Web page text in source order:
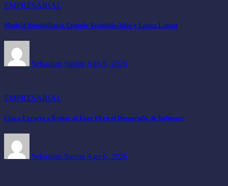
EMPRESARIAL
Madrid Inmobiliaria Cumple Veintidós Años y Lanza Linum
Sebastian Sipión Ago 6, 2026
EMPRESARIAL
Cinco Errores a Evitar al Usar IA en el Desarrollo de Software
Sebastian Sipión Ago 6, 2026